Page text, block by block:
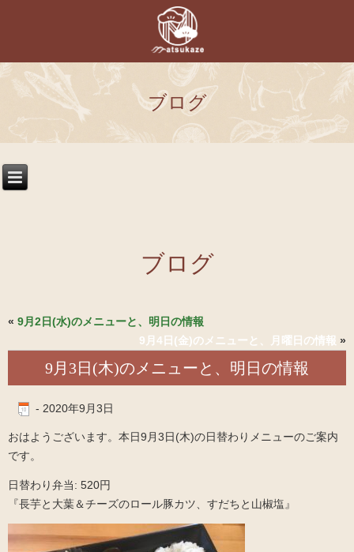
ブログ
ブログ
« 9月2日(水)のメニューと、明日の情報
9月4日(金)のメニューと、月曜日の情報 »
9月3日(木)のメニューと、明日の情報
- 2020年9月3日
おはようございます。本日9月3日(木)の日替わりメニューのご案内
です。
日替わり弁当: 520円
『長芋と大葉＆チーズのロール豚カツ、すだちと山椒塩』